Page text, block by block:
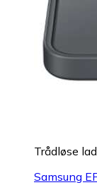
Trådløse
Samsung